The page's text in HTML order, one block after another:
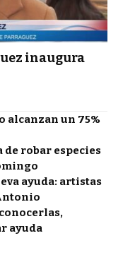
inaugura
alcanzan un 75%
de robar especies
ayuda: artistas
ayuda